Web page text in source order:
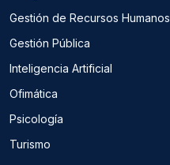
Gestión de Recursos Humanos
Gestión Pública
Inteligencia Artificial
Ofimática
Psicología
Turismo